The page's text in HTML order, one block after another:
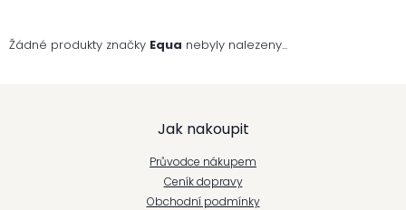
Žádné produkty značky Equa nebyly nalezeny...
Jak nakoupit
Průvodce nákupem
Ceník dopravy
Obchodní podmínky